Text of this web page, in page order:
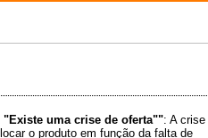
uma crise de oferta"": A crise
o produto em função da falta de